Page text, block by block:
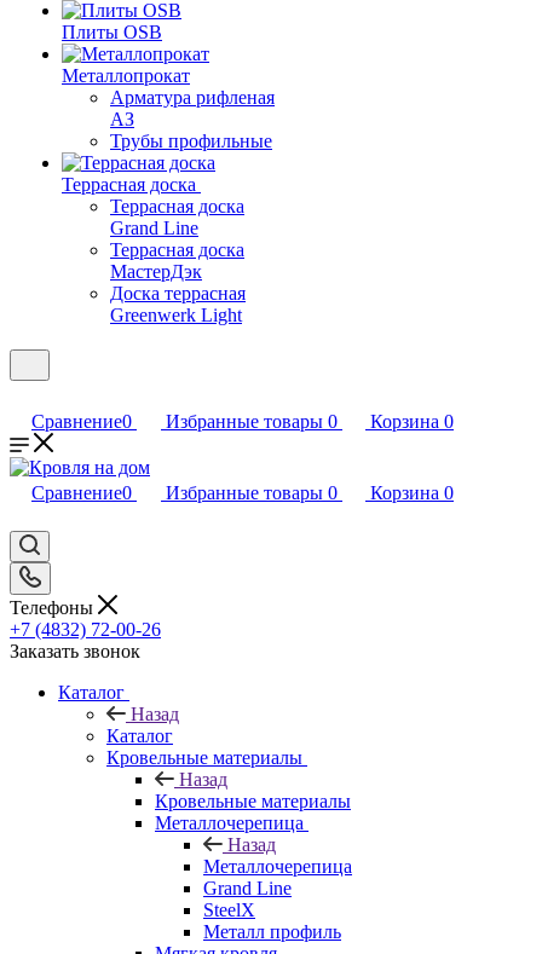
Плиты OSB
Металлопрокат
Арматура рифленая
АЗ
Трубы профильные
Террасная доска
Террасная доска
Grand Line
Террасная доска
МастерДэк
Доска террасная
Greenwerk Light
Сравнение0 Избранные товары 0 Корзина 0
Сравнение0 Избранные товары 0 Корзина 0
Телефоны
+7 (4832) 72-00-26
Заказать звонок
Каталог
Назад
Каталог
Кровельные материалы
Назад
Кровельные материалы
Металлочерепица
Назад
Металлочерепица
Grand Line
SteelX
Металл профиль